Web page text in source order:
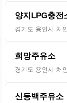
양지LPG충전
경기도 용인시 처
희망주유소
경기도 용인시 처
신동백주유소